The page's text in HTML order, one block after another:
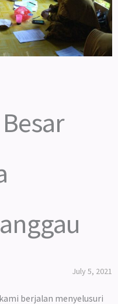
July 5, 2021
berjalan menyelusuri